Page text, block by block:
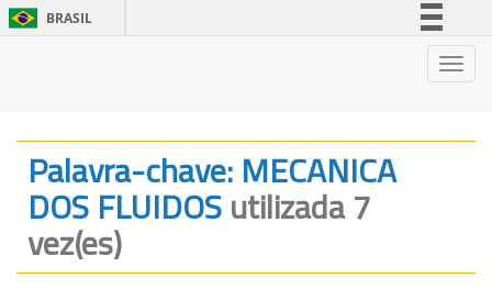
BRASIL
Legislação
Canais
Palavra-chave: MECANICA
DOS FLUIDOSutilizada 7
vez(es)